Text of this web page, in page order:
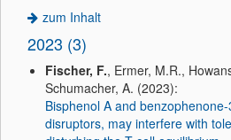
zum Inhalt
2023 (3)
Fischer, F., Ermer, M.R.,
Schumacher, A. (2023):
Bisphenol A and
disruptors, may interfere with